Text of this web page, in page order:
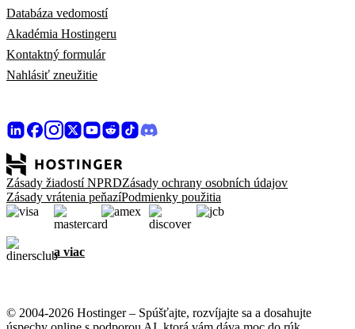
Databáza vedomostí
Akadémia Hostingeru
Kontaktný formulár
Nahlásiť zneužitie
Zásady žiadostí NPRDZásady ochrany osobních údajov
Zásady vrátenia peňazíPodmienky použitia
a viac
© 2004-2026 Hostinger – Spúšťajte, rozvíjajte sa a dosahujte